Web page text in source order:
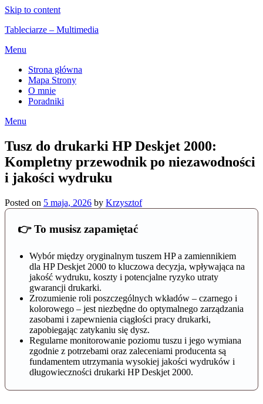
Skip to content
Tableciarze – Multimedia
Menu
Strona główna
Mapa Strony
O mnie
Poradniki
Menu
Tusz do drukarki HP Deskjet 2000:
Kompletny przewodnik po niezawodności
i jakości wydruku
Posted on 5 maja, 2026 by Krzysztof
👉 To musisz zapamiętać
Wybór między oryginalnym tuszem HP a zamiennikiem
dla HP Deskjet 2000 to kluczowa decyzja, wpływająca na
jakość wydruku, koszty i potencjalne ryzyko utraty
gwarancji drukarki.
Zrozumienie roli poszczególnych wkładów – czarnego i
kolorowego – jest niezbędne do optymalnego zarządzania
zasobami i zapewnienia ciągłości pracy drukarki,
zapobiegając zatykaniu się dysz.
Regularne monitorowanie poziomu tuszu i jego wymiana
zgodnie z potrzebami oraz zaleceniami producenta są
fundamentem utrzymania wysokiej jakości wydruków i
długowieczności drukarki HP Deskjet 2000.